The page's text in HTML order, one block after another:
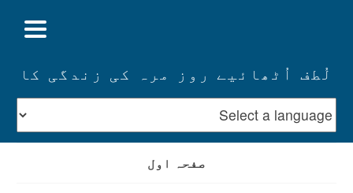
لُطف اُٹھائیے روز مرہ کی زندگی کا
صفحہ اول